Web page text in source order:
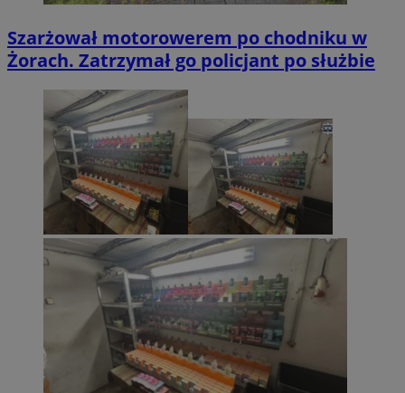
Szarżował motorowerem po chodniku w
Żorach. Zatrzymał go policjant po służbie